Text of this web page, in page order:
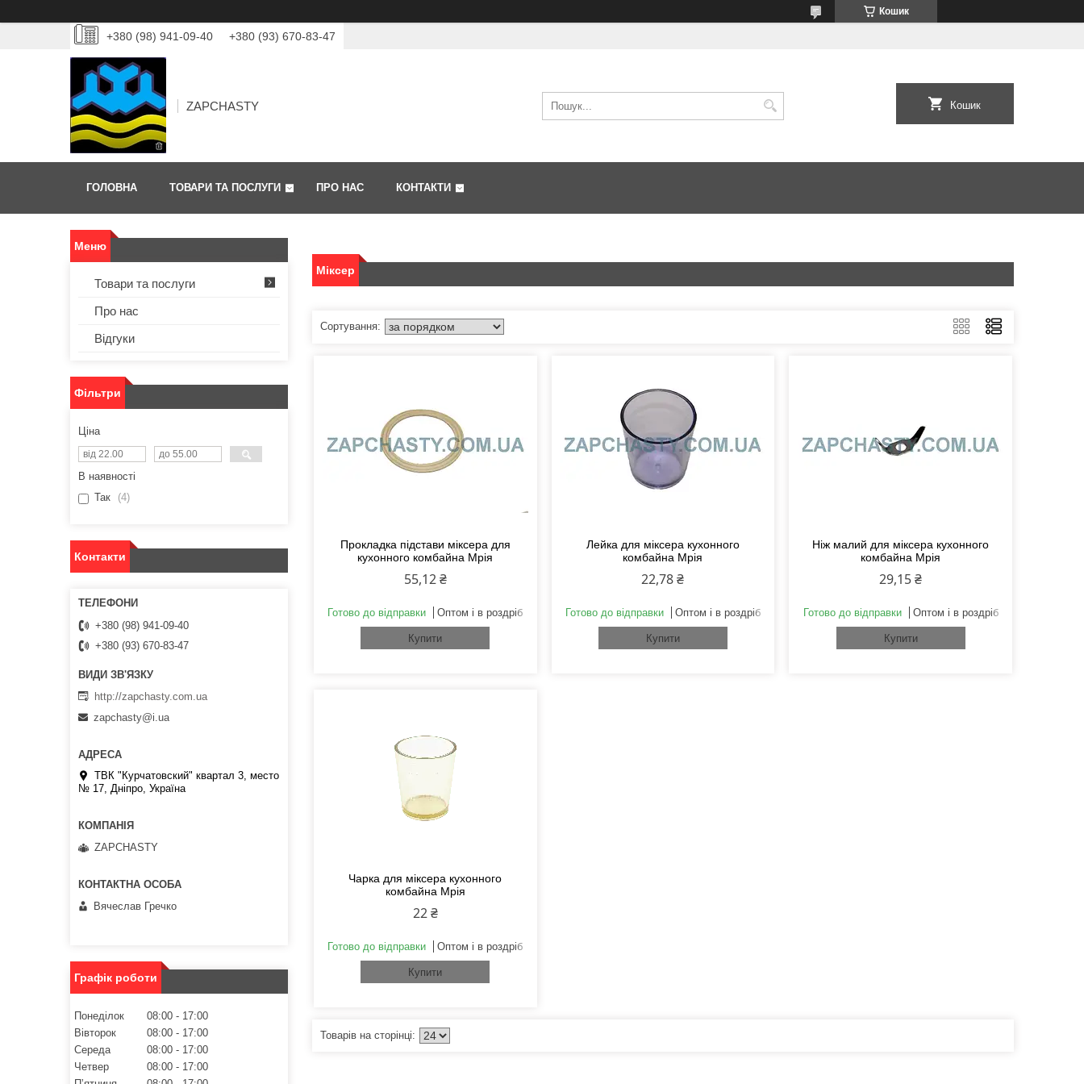
Кошик
+380 (98) 941-09-40 +380 (93) 670-83-47
ZAPCHASTY Кошик
ГОЛОВНА ТОВАРИ ТА ПОСЛУГИ ПРО НАС КОНТАКТИ
Міксер
Прокладка підстави міксера для
кухонного комбайна Мрія
55,12 ₴
Готово до відправки Оптом і в роздріб
Купити
Лейка для міксера кухонного
комбайна Мрія
22,78 ₴
Готово до відправки Оптом і в роздріб
Купити
Ніж малий для міксера кухонного
комбайна Мрія
29,15 ₴
Готово до відправки Оптом і в роздріб
Купити
Чарка для міксера кухонного
комбайна Мрія
22 ₴
Готово до відправки Оптом і в роздріб
Купити
Товари та послуги
Про нас
Відгуки
Фільтри
Ціна
В наявності
Так
4
Контакти
+380 (98) 941-09-40
+380 (93) 670-83-47
http://zapchasty.com.ua
zapchasty@i.ua
ТВК "Курчатовский" квартал 3, место
№ 17, Дніпро, Україна
ZAPCHASTY
Вячеслав Гречко
Графік роботи
Понеділок 08:00
17:00
Вівторок
08:00
17:00
Середа
08:00
17:00
Четвер
08:00
17:00